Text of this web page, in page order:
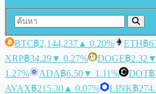
BTC฿2,144,237 ▲ 0.20% ETH฿
XRP฿34.29▼ 0.27% DOGE฿2.32
1.27%
ADA฿6.50▼ 1.11% DOT฿
AVAX฿215.30 ▲ 0.07% LINK฿